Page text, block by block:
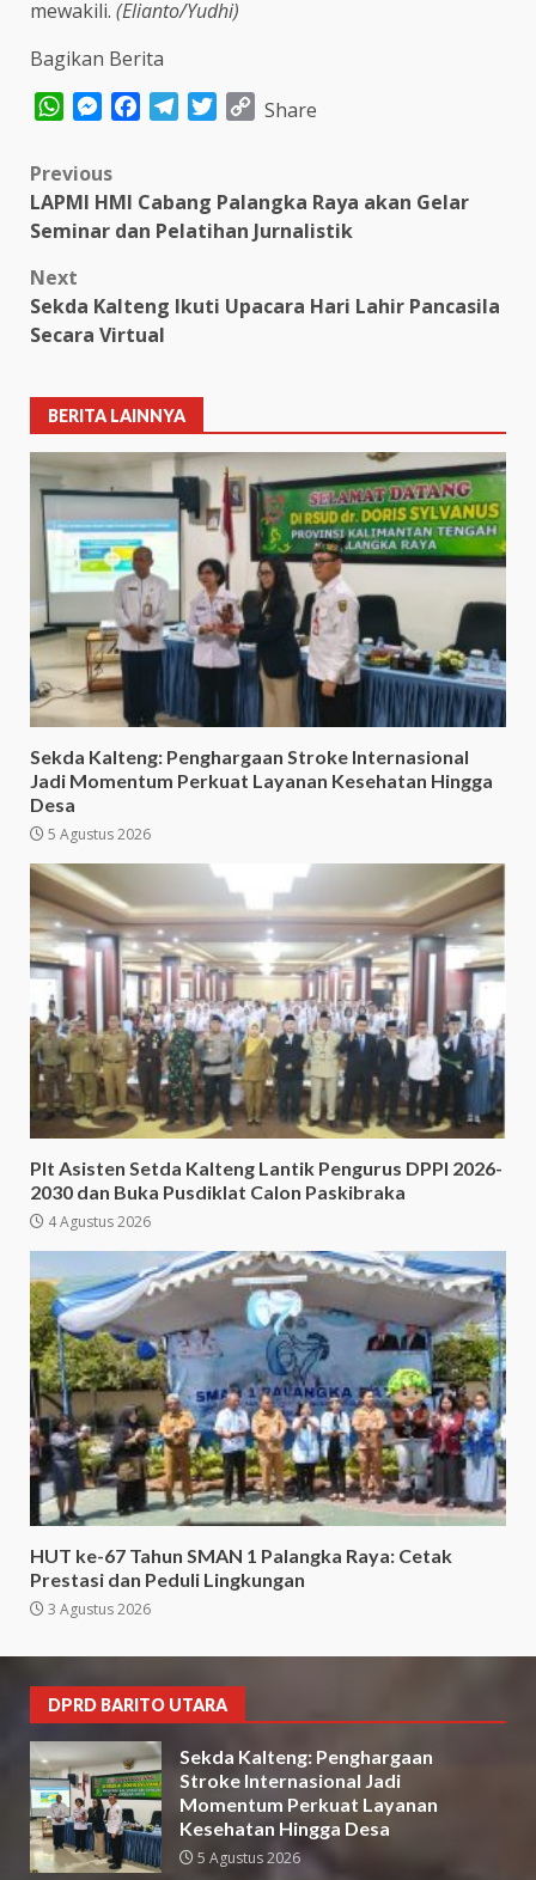
mewakili. (Elianto/Yudhi)
Bagikan Berita
WhatsAppMessenger
FacebookTelegram
TwitterCopy
Share
Post
navigation
Previous
LAPMI HMI Cabang Palangka Raya akan Gelar
Seminar dan Pelatihan Jurnalistik
Next
Sekda Kalteng Ikuti Upacara Hari Lahir Pancasila
Secara Virtual
BERITA LAINNYA
Sekda Kalteng: Penghargaan Stroke Internasional
Jadi Momentum Perkuat Layanan Kesehatan Hingga
Desa
5 Agustus 2026
Plt Asisten Setda Kalteng Lantik Pengurus DPPI 2026-
2030 dan Buka Pusdiklat Calon Paskibraka
4 Agustus 2026
HUT ke-67 Tahun SMAN 1 Palangka Raya: Cetak
Prestasi dan Peduli Lingkungan
3 Agustus 2026
DPRD BARITO UTARA
Sekda Kalteng: Penghargaan
Stroke Internasional Jadi
Momentum Perkuat Layanan
Kesehatan Hingga Desa
5 Agustus 2026